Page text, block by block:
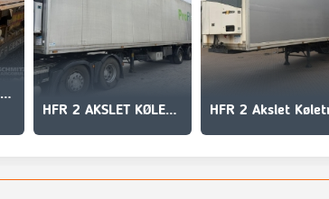
HFR Containerfahrgestell Standard
HFR 2 AKSLET KØLETRAILER